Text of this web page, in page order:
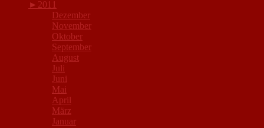
► 2011
Dezember
November
Oktober
September
August
Juli
Juni
Mai
April
März
Januar